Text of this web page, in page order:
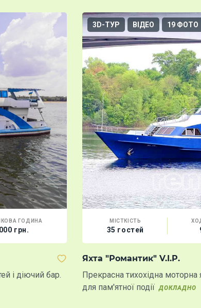
ГОДИНА
грн.
і діючий бар.
3D-ТУР ВІДЕО 19 ФОТО
МІСТКІСТЬ
35 гостей
Яхта "Романтик" V.I.P.
Прекрасна тихохідна
для пам'ятної події ДОКЛАДНО